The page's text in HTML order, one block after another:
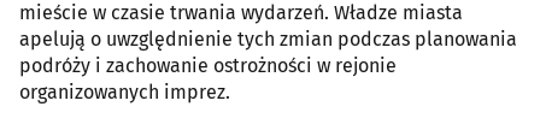
mieście w czasie trwania wydarzeń. Władze miasta
apelują o uwzględnienie tych zmian podczas planowania
podróży i zachowanie ostrożności w rejonie
organizowanych imprez.